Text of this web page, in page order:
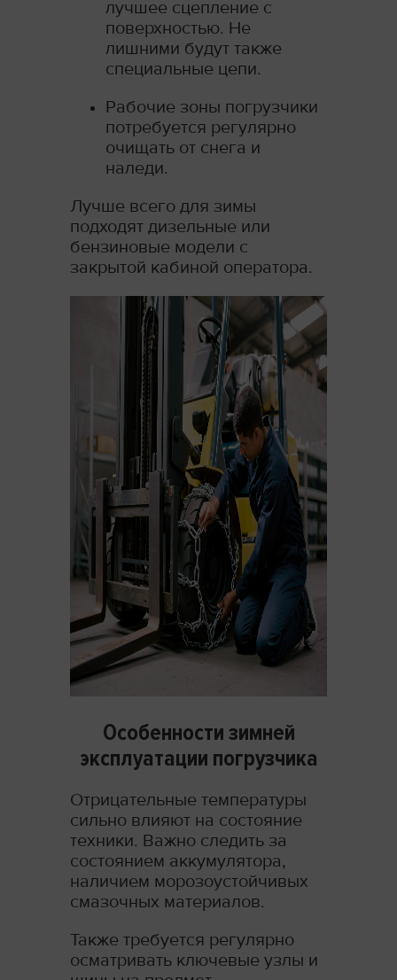
лучшее сцепление с
поверхностью. Не
лишними будут также
специальные цепи.
Рабочие зоны погрузчики
потребуется регулярно
очищать от снега и
наледи.
Лучше всего для зимы
подходят дизельные или
бензиновые модели с
закрытой кабиной оператора.
Особенности зимней
эксплуатации погрузчика
Отрицательные температуры
сильно влияют на состояние
техники. Важно следить за
состоянием аккумулятора,
наличием морозоустойчивых
смазочных материалов.
Также требуется регулярно
осматривать ключевые узлы и